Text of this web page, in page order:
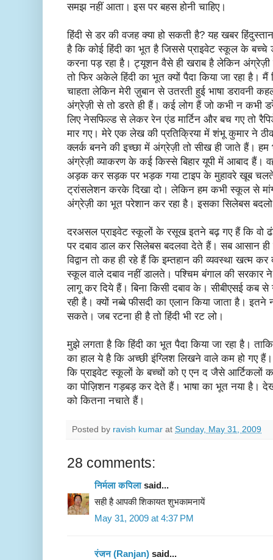
समझ नहीं आता। इस पर बहस होनी चाहिए।
हिंदी से डर की वजह क्या हो सकती है? यह खबर
है कि कोई हिंदी का भूत है जिससे प्राइवेट स्कूल के बच्चे
करना पड़ रहा है। ट्यूशन वैसे ही खराब है लेकिन
तो फिर अकेले हिंदी का भूत क्यों पैदा किया जा रहा है। मैं
चाहता लेकिन मेरी ज़ुबान से उतरती हुई भाषा डरावनी
अंग्रेज़ी से तो डरते ही हैं। कई लोग हैं जो कभी न
लिए नेसफिल्ड से लेकर रेन एंड मार्टिन और बच गए तो
मार गए। मेरे एक लेख की प्रतिक्रिया में शंभू कुमार ने
क्लर्क बनने की इच्छा में अंग्रेज़ी तो सीख ही जाते हैं।
अंग्रेज़ी व्याकरण के कई किस्से बिहार यूपी में आबाद हैं। वह
अड़क कर सड़क पर भड़क गया टाइप के मुहावरे खूब चलते
ट्रांसलेशन करके दिखा दो। लेकिन हम कभी स्कूल से मांग
अंग्रेज़ी का भूत परेशान कर रहा है। इसका सिलेबस
दरअसल प्राइवेट स्कूलों के रसूख इतने बढ़ गए हैं कि वो
पर दबाव डाल कर सिलेबस बदलवा देते हैं। सब आसान ही
विद्वान तो कह ही रहे हैं कि इम्तहान की व्यवस्था खत्म
स्कूल वाले दबाव नहीं डालते। पश्चिम बंगाल की सरकार ने
लागू कर दिये हैं। बिना किसी दबाव के। सीबीएसई कब
रही है। क्यों नब्बे फीसदी का एलान किया जाता है। इतने
सकते। जब रटना ही है तो हिंदी भी रट लो।
मुझे लगता है कि हिंदी का भूत पैदा किया जा रहा है। ताकि
का हाल ये है कि अच्छी इंग्लिश लिखने वाले कम हो गए
कि प्राइवेट स्कूलों के बच्चों को ए एन द जैसे आर्टिकलों
का पोज़िशन गड़बड़ कर देते हैं। भाषा का भूत नया है।
को कितना नचाते हैं।
Posted by ravish kumar at Sunday, May 31, 2009
28 comments:
निर्मला कपिलाsaid...
सही है आपकी शिकायत शुभकामनायें
May 31, 2009 at 4:37 PM
रंजन (Ranjan) said...